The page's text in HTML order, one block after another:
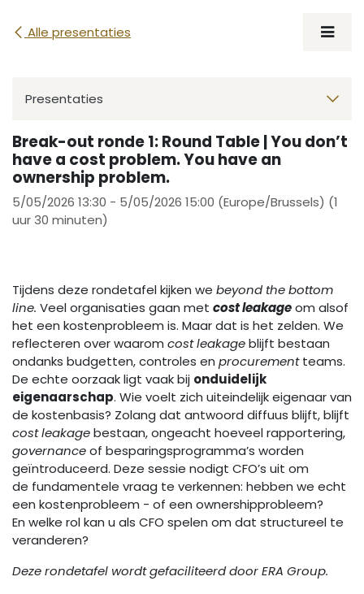
Alle presentaties
Presentaties
Break-out ronde 1: Round Table | You don’t
have a cost problem. You have an
ownership problem.
5/05/2026 13:30 - 5/05/2026 15:00 (Europe/Brussels) (1
uur 30 minuten)
Tijdens deze rondetafel kijken we beyond the bottom
line. Veel organisaties gaan met cost leakageom alsof
het een kostenprobleem is. Maar dat is het zelden. We
reflecteren over waarom cost leakageblijft bestaan
ondanks budgetten, controles en procurementteams.
De echte oorzaak ligt vaak bij onduidelijk
eigenaarschap. Wie voelt zich uiteindelijk eigenaar van
de kostenbasis? Zolang dat antwoord diffuus blijft, blijft
cost leakagebestaan, ongeacht hoeveel rapportering,
governanceof besparingsprogramma’s worden
geïntroduceerd. Deze sessie nodigt CFO’s uit om
de fundamentele vraag te verkennen: hebben we echt
een kostenprobleem - of een ownershipprobleem?
En welke rol kan u als CFO spelen om dat structureel te
veranderen?
Deze rondetafel wordt gefaciliteerd door ERA Group.